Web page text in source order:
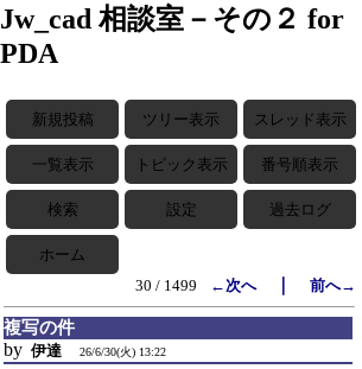
Jw_cad 相談室－その２ for
PDA
新規投稿 ツリー表示 スレッド表示
一覧表示 トピック表示 番号順表示
検索 設定 過去ログ
ホーム
30 / 1499
←次へ｜ 前へ→
複写の件
by 伊達 26/6/30(火) 13:22